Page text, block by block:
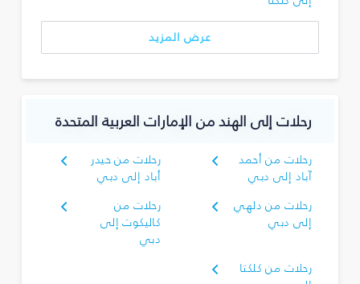
عرض المزيد
رحلات إلى الهند من الإمارات العربية المتحدة
رحلات من أحمد
آباد إلى دبي
رحلات من حيدر
أباد إلى دبي
رحلات من دلهي
إلى دبي
رحلات من
كاليكوت إلى
دبي
رحلات من كلكتا